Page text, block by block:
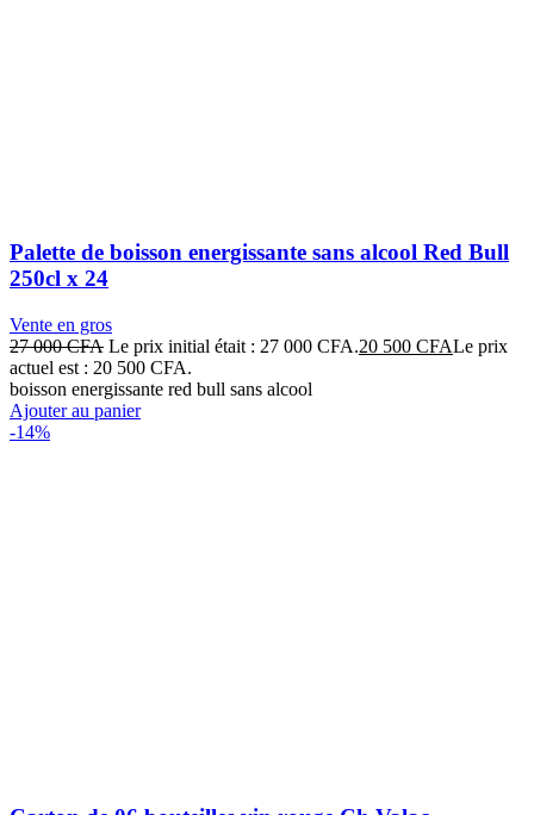
Palette de boisson energissante sans alcool Red Bull
250cl x 24
Vente en gros
27 000CFA Le prix initial était : 27 000 CFA.20 500 CFALe prix
actuel est : 20 500 CFA.
boisson energissante red bull sans alcool
Ajouter au panier
-14%